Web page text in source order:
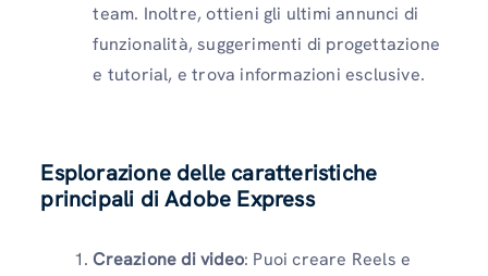
team. Inoltre, ottieni gli ultimi annunci di
funzionalità, suggerimenti di progettazione
e tutorial, e trova informazioni esclusive.
Esplorazione delle caratteristiche
principali di Adobe Express
Creazione di video: Puoi creare Reels e